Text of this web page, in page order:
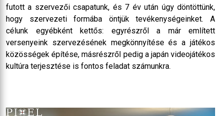
futott a szervezői csapatunk, és 7 év után úgy döntöttünk,
hogy szervezeti formába öntjük tevékenységeinket. A
célunk egyébként kettős: egyrészről a már említett
versenyeink szervezésének megkönnyítése és a játékos
közösségek építése, másrészről pedig a japán videojátékos
kultúra terjesztése is fontos feladat számunkra.